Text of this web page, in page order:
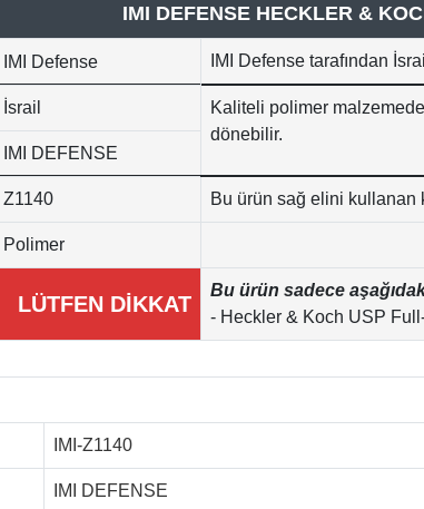
IMI DEFENSE HECKLER &
IMI Defense IMI Defense tarafından
İsrail
Kaliteli polimer
dönebilir.
IMI DEFENSE
Z1140 Bu ürün sağ elini kullanan
Polimer
LÜTFEN DİKKAT
Bu ürün sadece
- Heckler & Koch USP
IMI-Z1140
IMI DEFENSE